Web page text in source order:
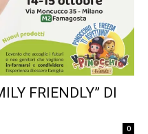
FRIENDLY” DI
0